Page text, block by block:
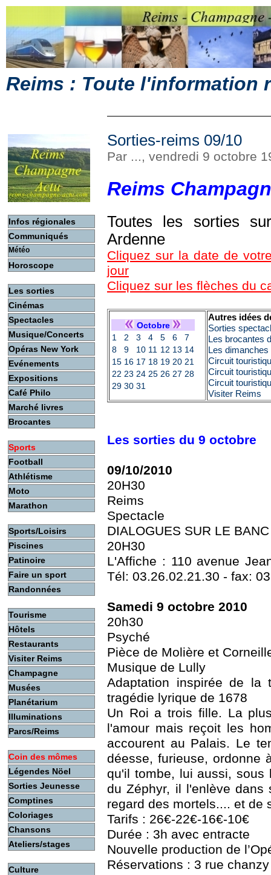
Reims : Toute l'information
Infos régionales
Communiqués
Météo
Horoscope
Les sorties
Cinémas
Spectacles
Musique/Concerts
Opéras New York
Evénements
Expositions
Café Philo
Marché livres
Brocantes
Sports
Football
Athlétisme
Moto
Marathon
Sports/Loisirs
Piscines
Patinoire
Faire un sport
Randonnées
Tourisme
Hôtels
Restaurants
Visiter Reims
Champagne
Musées
Planétarium
Illuminations
Parcs/Reims
Coin des mômes
Légendes Nöel
Sorties Jeunesse
Comptines
Coloriages
Chansons
Ateliers/stages
Culture
Sorties-reims 09/10
Par ..., vendredi 9 octobre
Reims
Toutes les sorties
Ardenne
Cliquez sur la date de
jour
Cliquez sur les flèches du
Octobre
1
2 3 4 5 6
7
8
9 10 11 12 13 14
15 16 17 18 19 20 21
22 23 24 25 26 27 28
29 30 31
Autres idées
Sorties
Les brocantes
Les dimanches
Circuit
Circuit
Circuit
Visiter Reims
Les sorties du 9 octobre
09/10/2010
20H30
Reims
Spectacle
DIALOGUES SUR LE BANC
20H30
L'Affiche : 110 avenue
Tél: 03.26.02.21.30 - fax:
Samedi 9 octobre 2010
20h30
Psyché
Pièce de Molière et
Musique de Lully
Adaptation inspirée de
tragédie lyrique de 1678
Un Roi a trois fille. La
l'amour mais reçoit les
accourent au Palais. Le
déesse, furieuse, ordonne
qu'il tombe, lui aussi, sous
du Zéphyr, il l'enlève
regard des mortels.... et de
Tarifs : 26€-22€-16€-10€
Durée : 3h avec entracte
Nouvelle production de
Réservations : 3 rue